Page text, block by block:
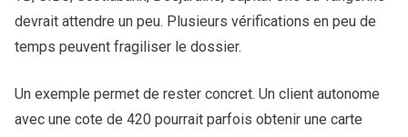
devrait attendre un peu. Plusieurs vérifications en peu de
temps peuvent fragiliser le dossier.
Un exemple permet de rester concret. Un client autonome
avec une cote de 420 pourrait parfois obtenir une carte